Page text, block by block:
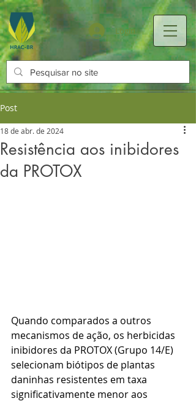
Login
Post
Resistência aos inibidores
da PROTOX
18 de abr. de 2024
Quando comparados a outros
mecanismos de ação, os herbicidas
inibidores da PROTOX (Grupo 14/E)
selecionam biótipos de plantas
daninhas resistentes em taxa
significativamente menor aos